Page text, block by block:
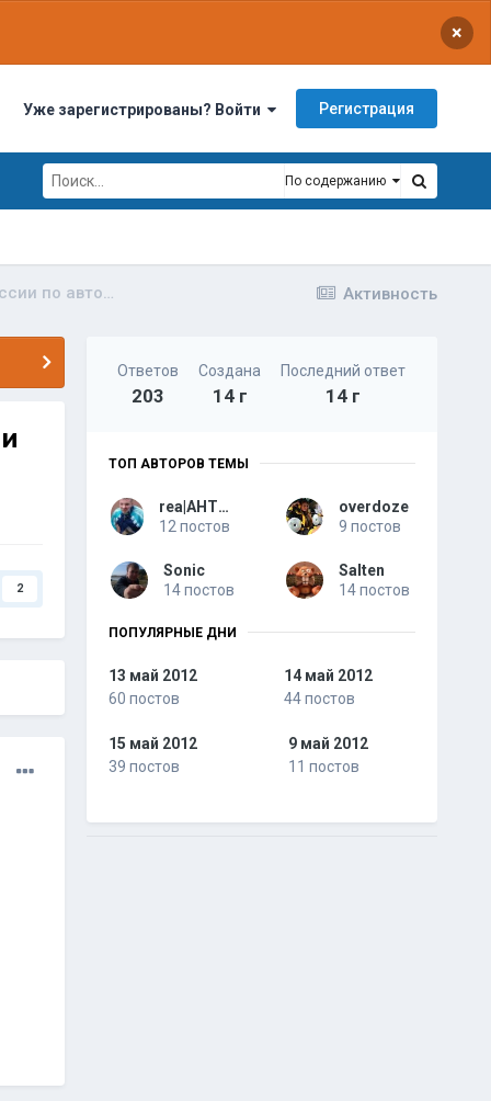
×
Уже зарегистрированы? Войти Регистрация
По содержанию
Активность
13 мая г. Оренбург Открытие сезона Чемпионата России по автозвуку и тюнингу АМТ-2012
2
Ответов
203
Создана
14 г
Последний ответ
14 г
ТОП АВТОРОВ ТЕМЫ
rea|AHTOXA
12 постов
overdoze
9 постов
Sonic
14 постов
Salten
14 постов
ПОПУЛЯРНЫЕ ДНИ
13 май 2012
60 постов
14 май 2012
44 постов
15 май 2012
39 постов
9 май 2012
11 постов